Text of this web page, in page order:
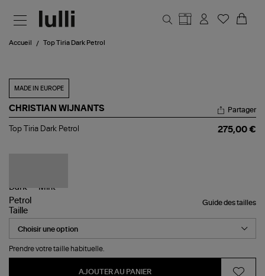
Accueil Top Tiria Dark Petrol
MADE IN EUROPE
CHRISTIAN WIJNANTS
Top
Partager
Top Tiria Dark Petrol 275,00 €
Guide des tailles
Taille
Prendre votre taille habituelle.
AJOUTER AU PANIER